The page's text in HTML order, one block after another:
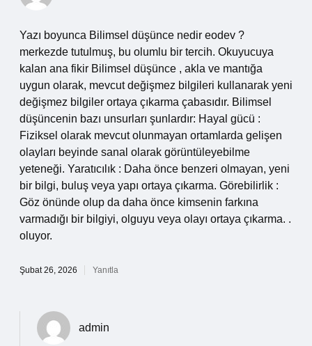
Yazı boyunca Bilimsel düşünce nedir eodev ?
merkezde tutulmuş, bu olumlu bir tercih. Okuyucuya
kalan ana fikir Bilimsel düşünce , akla ve mantığa
uygun olarak, mevcut değişmez bilgileri kullanarak yeni
değişmez bilgiler ortaya çıkarma çabasıdır. Bilimsel
düşüncenin bazı unsurları şunlardır: Hayal gücü :
Fiziksel olarak mevcut olunmayan ortamlarda gelişen
olayları beyinde sanal olarak görüntüleyebilme
yeteneği. Yaratıcılık : Daha önce benzeri olmayan, yeni
bir bilgi, buluş veya yapı ortaya çıkarma. Görebilirlik :
Göz önünde olup da daha önce kimsenin farkına
varmadığı bir bilgiyi, olguyu veya olayı ortaya çıkarma. .
oluyor.
Şubat 26, 2026 Yanıtla
admin